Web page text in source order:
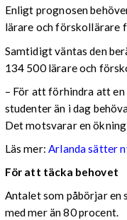
Enligt prognosen
lärare och förskollärare
Samtidigt väntas den
134 500 lärare och
– För att förhindra att
studenter än i dag
Det motsvarar en
Läs mer:Arlanda sätter
För att täcka behovet
Antalet som påbörjar en
med mer än 80 procent.